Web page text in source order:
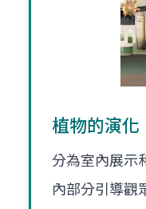
植物的演化
分為室內展示
內部分引導觀